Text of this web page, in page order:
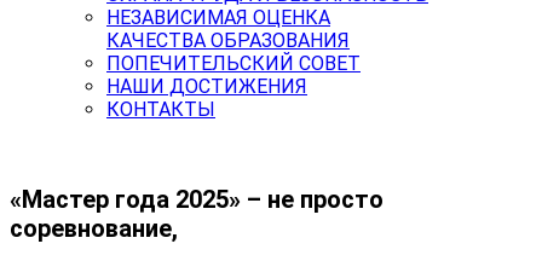
НЕЗАВИСИМАЯ ОЦЕНКА
КАЧЕСТВА ОБРАЗОВАНИЯ
ПОПЕЧИТЕЛЬСКИЙ СОВЕТ
НАШИ ДОСТИЖЕНИЯ
КОНТАКТЫ
«Мастер года 2025» – не просто
соревнование,